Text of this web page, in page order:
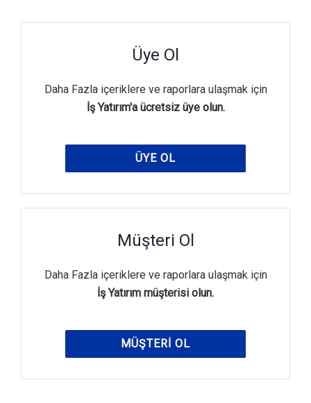
Üye Ol
Daha Fazla içeriklere ve raporlara ulaşmak için
İş Yatırım'a ücretsiz üye olun.
ÜYE OL
Müşteri Ol
Daha Fazla içeriklere ve raporlara ulaşmak için
İş Yatırım müşterisi olun.
MÜŞTERI OL